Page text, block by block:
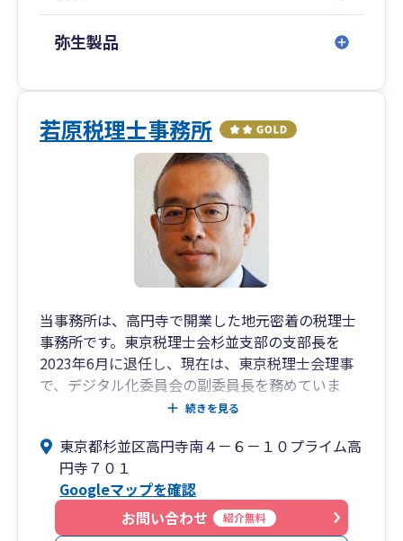
弥生製品
若原税理士事務所
当事務所は、高円寺で開業した地元密着の税理士
事務所です。東京税理士会杉並支部の支部長を
2023年6月に退任し、現在は、東京税理士会理事
で、デジタル化委員会の副委員長を務めていま
す。クライアント様に最適な、経理業務の省力化
続きを見る
東京都杉並区高円寺南４－６－１０プライム高
円寺７０１
Googleマップを確認
お問い合わせ
紹介無料